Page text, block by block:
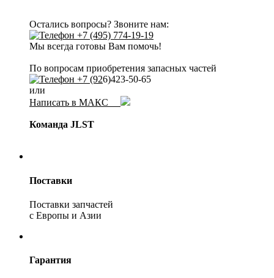
Остались вопросы? Звоните нам:
+7 (495) 774-19-19
Мы всегда готовы Вам помочь!
По вопросам приобретения запасных частей
+7 (926)423-50-65
или
Написать в МАКС
Команда JLST
Поставки
Поставки запчастей
с Европы и Азии
Гарантия